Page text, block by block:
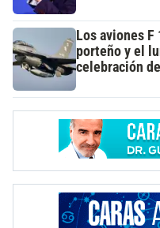
Los aviones
porteño y el
celebración